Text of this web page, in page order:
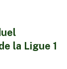
la Ligue 1